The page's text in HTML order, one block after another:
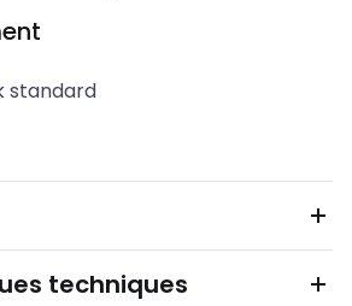
standard
techniques